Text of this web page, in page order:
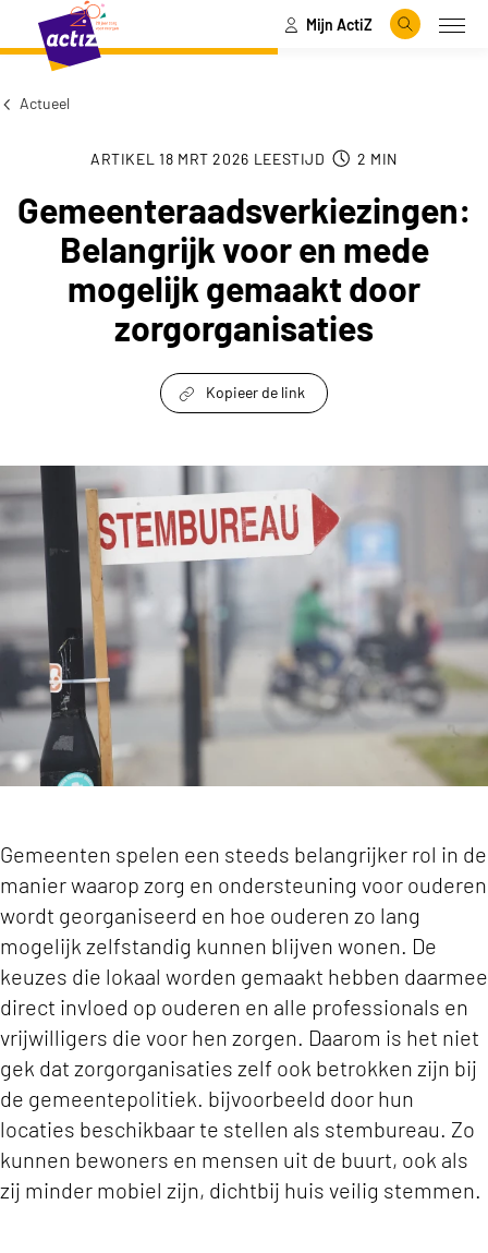
Naar hoofdinhoud
Naar menu Mijn ActiZ
Zoeken
Actueel
ARTIKEL 18 MRT 2026 LEESTIJD 2 MIN
Gemeenteraadsverkiezingen:
Belangrijk voor en mede
mogelijk gemaakt door
zorgorganisaties
Kopieer de link
Gemeenteraadsverkiezingen: Belangrijk voor
Gemeenten spelen een steeds belangrijker rol in de
manier waarop zorg en ondersteuning voor ouderen
wordt georganiseerd en hoe ouderen zo lang
mogelijk zelfstandig kunnen blijven wonen. De
keuzes die lokaal worden gemaakt hebben daarmee
direct invloed op ouderen en alle professionals en
vrijwilligers die voor hen zorgen. Daarom is het niet
gek dat zorgorganisaties zelf ook betrokken zijn bij
de gemeentepolitiek. bijvoorbeeld door hun
locaties beschikbaar te stellen als stembureau. Zo
kunnen bewoners en mensen uit de buurt, ook als
zij minder mobiel zijn, dichtbij huis veilig stemmen.